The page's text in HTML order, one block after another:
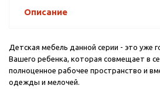
Описание
Детская мебель данной серии - это уже
Вашего ребенка, которая совмещает в
полноценное рабочее пространство и
одежды и мелочей.